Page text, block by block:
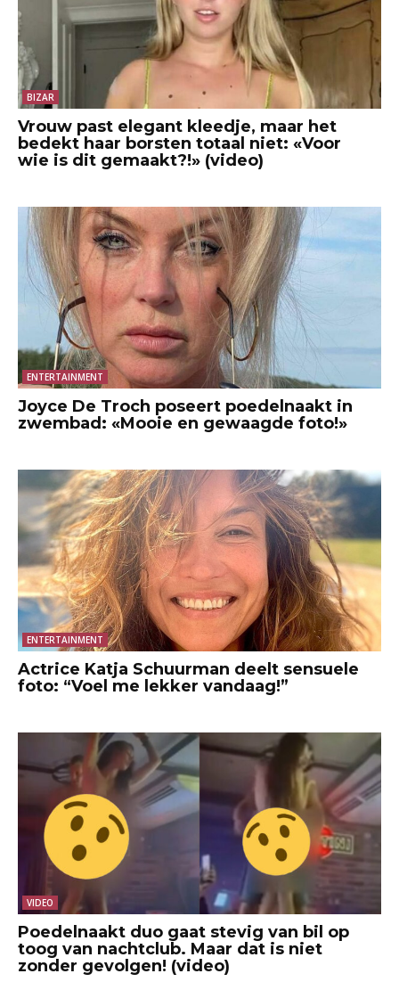
BIZAR
Vrouw past elegant kleedje, maar het
bedekt haar borsten totaal niet: «Voor
wie is dit gemaakt?!» (video)
ENTERTAINMENT
Joyce De Troch poseert poedelnaakt in
zwembad: «Mooie en gewaagde foto!»
ENTERTAINMENT
Actrice Katja Schuurman deelt sensuele
foto: “Voel me lekker vandaag!”
VIDEO
Poedelnaakt duo gaat stevig van bil op
toog van nachtclub. Maar dat is niet
zonder gevolgen! (video)